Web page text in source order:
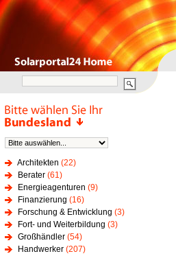
Architekten (22)
Berater (61)
Energieagenturen (9)
Finanzierung (16)
Forschung & Entwicklung (3)
Fort- und Weiterbildung (3)
Großhändler (54)
Handwerker (207)